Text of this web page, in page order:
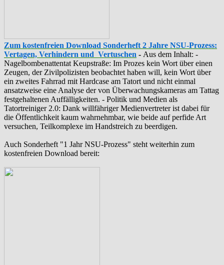
Zum kostenfreien Download Sonderheft 2 Jahre NSU-Prozess:
Vertagen, Verhindern und Vertuschen - Aus dem Inhalt: -
‪Nagelbombenattentat‬ ‎Keupstraße‬: Im Prozes kein Wort über einen
Zeugen, der Zivilpolizisten beobachtet haben will, kein Wort über
ein zweites Fahrrad mit Hardcase am Tatort und nicht einmal
ansatzweise eine Analyse der von Überwachungskameras am Tattag
festgehaltenen Auffälligkeiten. - Politik und Medien als
‪Tatortreiniger‬ 2.0: Dank willfähriger Medienvertreter ist dabei für
die Öffentlichkeit kaum wahrnehmbar, wie beide auf perfide Art
versuchen, Teilkomplexe im Handstreich zu beerdigen.
Auch Sonderheft "1 Jahr NSU-Prozess" steht weiterhin zum
kostenfreien Download bereit: